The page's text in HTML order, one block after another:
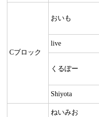
Cブロック
おいも
live
くるぽー
Shiyota
ねいみお